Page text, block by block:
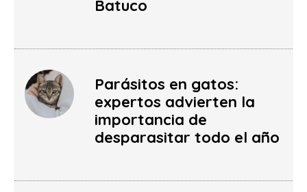
Batuco
Parásitos en gatos:
expertos advierten la
importancia de
desparasitar todo el año